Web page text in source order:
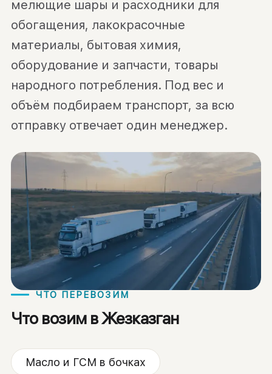
мелющие шары и расходники для
обогащения, лакокрасочные
материалы, бытовая химия,
оборудование и запчасти, товары
народного потребления. Под вес и
объём подбираем транспорт, за всю
отправку отвечает один менеджер.
ЧТО ПЕРЕВОЗИМ
Что возим в Жезказган
Масло и ГСМ в бочках